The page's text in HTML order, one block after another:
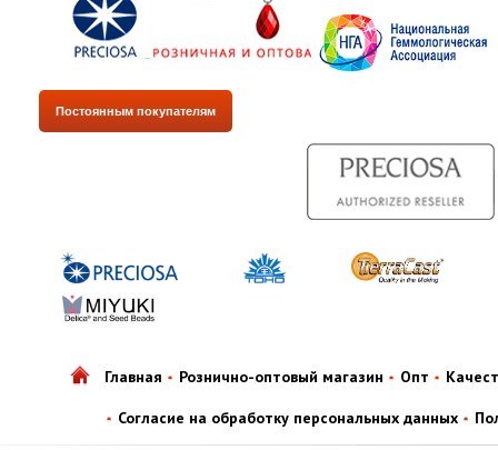
Постоянным покупателям
Главная Рознично-оптовый магазин Опт
Согласие на обработку персональных данных